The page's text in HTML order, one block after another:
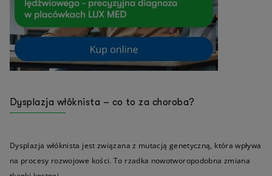
Dysplazja włóknista – co to za choroba?
Dysplazja włóknista jest związana z mutacją genetyczną, która wpływa
na procesy rozwojowe kości. To rzadka nowotworopodobna zmiana